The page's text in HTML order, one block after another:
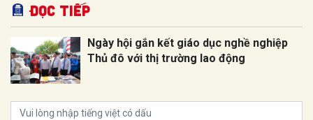
Đọc tiếp
Ngày hội gắn kết giáo dục nghề nghiệp
Thủ đô với thị trường lao động